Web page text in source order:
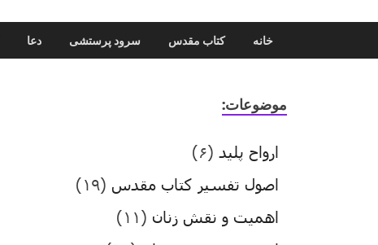
خانه کتاب مقدس سرود پرستشی دعا
موضوعات:
ارواح پلید (۶)
اصول تفسیر کتاب مقدس (۱۹)
اهمیت و نقش زنان (۱۱)